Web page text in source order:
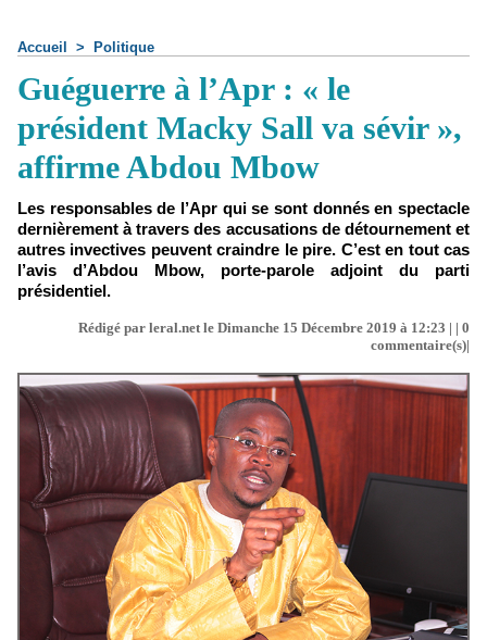
Accueil > Politique
Guéguerre à l’Apr : « le
président Macky Sall va sévir »,
affirme Abdou Mbow
Les responsables de l’Apr qui se sont donnés en spectacle
dernièrement à travers des accusations de détournement et
autres invectives peuvent craindre le pire. C’est en tout cas
l’avis d’Abdou Mbow, porte-parole adjoint du parti
présidentiel.
Rédigé par leral.net le Dimanche 15 Décembre 2019 à 12:23 | | 0
commentaire(s)|